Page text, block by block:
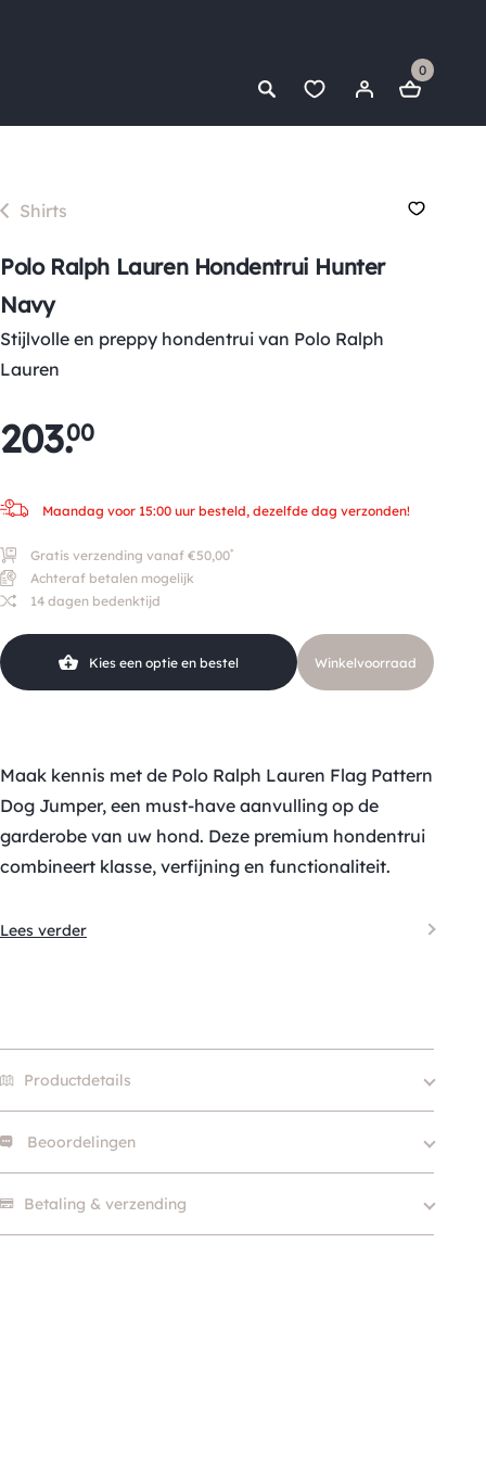
0
Shirts
Polo Ralph Lauren Hondentrui Hunter
Navy
Stijlvolle en preppy hondentrui van Polo Ralph
Lauren
203.00
Maandag voor 15:00 uur besteld, dezelfde dag verzonden!
Gratis verzending vanaf €50,00*
Achteraf betalen mogelijk
14 dagen bedenktijd
Kies een optie en bestel Winkelvoorraad
Maak kennis met de Polo Ralph Lauren Flag Pattern
Dog Jumper, een must-have aanvulling op de
garderobe van uw hond. Deze premium hondentrui
combineert klasse, verfijning en functionaliteit.
Lees verder
Productdetails
Size
Merk
Polo Ralph Lauren
Kleur
Beoordelingen
Betaling & verzending